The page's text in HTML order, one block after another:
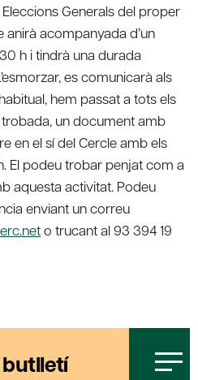
Generals del proper
acompanyada d’un
h i tindrà una durada
es comunicarà als
hem passat a tots els
un document amb
en el sí del Cercle amb els
El podeu trobar penjat com a
aquesta activitat. Podeu
enviant un correu
o trucant al 93 394 19